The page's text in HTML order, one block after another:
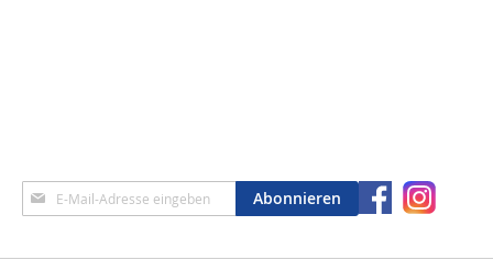
Anmeldung
zum
Abonnieren